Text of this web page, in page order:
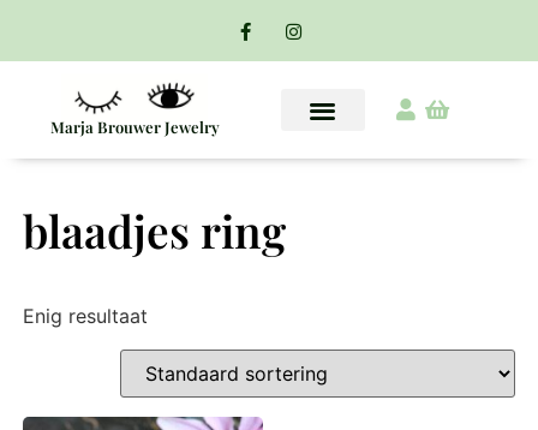
Marja Brouwer Jewelry
blaadjes ring
Enig resultaat